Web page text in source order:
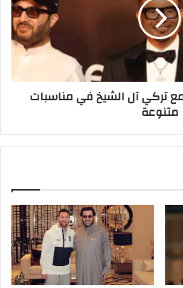
مع تركي آل الشيخ في مناسبات
متنوعة